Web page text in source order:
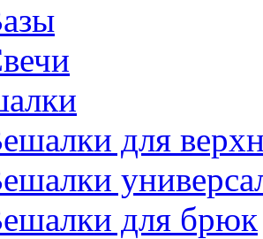
для
для брюк